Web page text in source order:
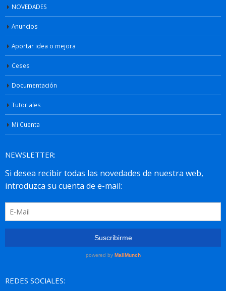
NOVEDADES
Anuncios
Aportar idea o mejora
Ceses
Documentación
Tutoriales
Mi Cuenta
NEWSLETTER:
REDES SOCIALES: